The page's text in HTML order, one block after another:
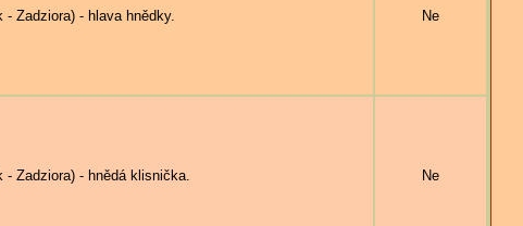
Zadziora) - hlava hnědky. Ne
Zadziora) - hnědá klisnička. Ne